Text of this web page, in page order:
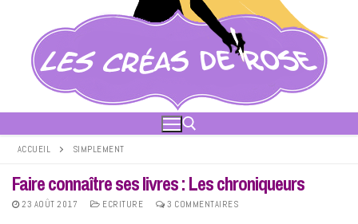
Rechercher :
ACCUEIL SIMPLEMENT
Faire connaître ses livres : Les chroniqueurs
23 AOÛT 2017 ECRITURE 3 COMMENTAIRES